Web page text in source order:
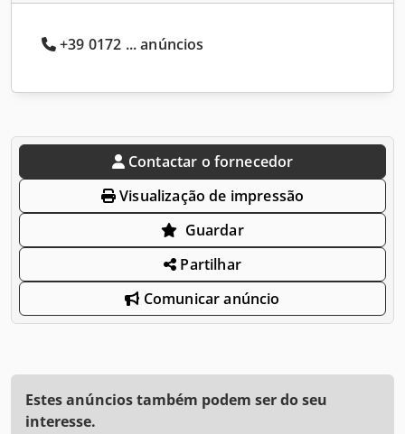
+39 0172 ... anúncios
Contactar o fornecedor
Visualização de impressão
Guardar
Partilhar
Comunicar anúncio
Estes anúncios também podem ser do seu
interesse.